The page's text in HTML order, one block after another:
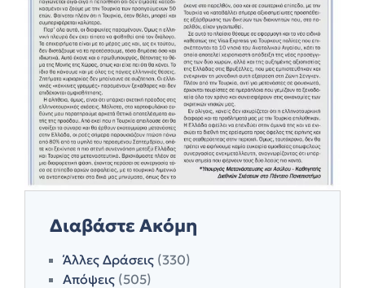
Διαβάστε Ακόμη
Άλλες Δράσεις (330)
Απόψεις (505)